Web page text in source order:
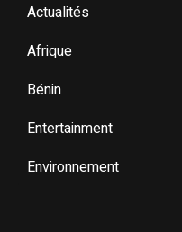
Actualités
Afrique
Bénin
Entertainment
Environnement